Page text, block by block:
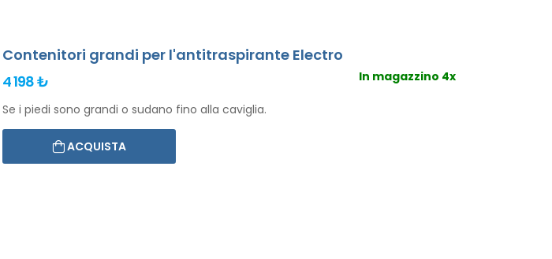
Contenitori grandi per l'antitraspirante Electro
4 198 ₺
In magazzino 4x
Se i piedi sono grandi o sudano fino alla caviglia.
ACQUISTA